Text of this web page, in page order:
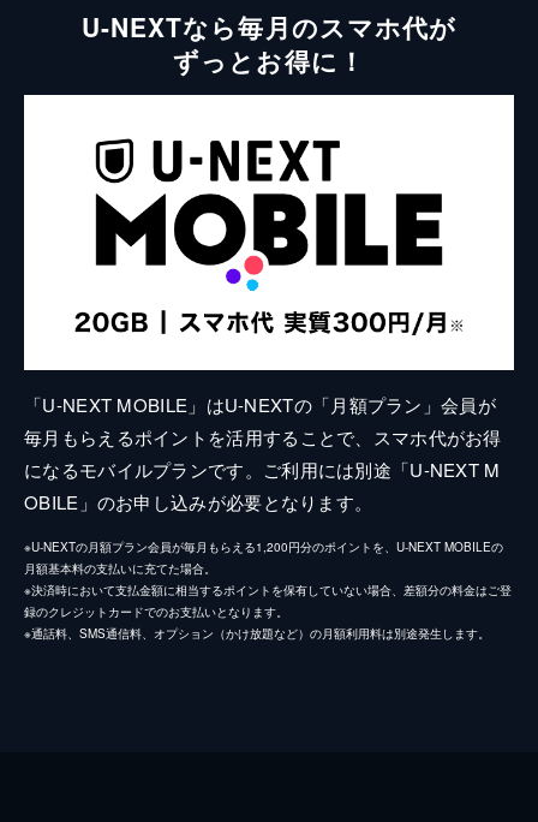
U-NEXTなら毎月のスマホ代が
ずっとお得に！
「U-NEXT MOBILE」はU-NEXTの「月額プラン」会員が
毎月もらえるポイントを活用することで、スマホ代がお得
になるモバイルプランです。ご利用には別途「U-NEXT M
OBILE」のお申し込みが必要となります。
※U-NEXTの月額プラン会員が毎月もらえる1,200円分のポイントを、U-NEXT MOBILEの
月額基本料の支払いに充てた場合。
※決済時において支払金額に相当するポイントを保有していない場合、差額分の料金はご登
録のクレジットカードでのお支払いとなります。
※通話料、SMS通信料、オプション（かけ放題など）の月額利用料は別途発生します。